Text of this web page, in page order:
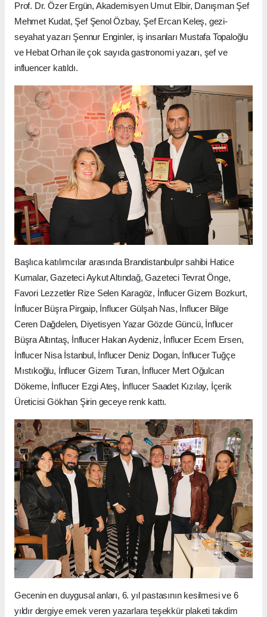
Prof. Dr. Özer Ergün, Akademisyen Umut Elbir, Danışman Şef
Mehmet Kudat, Şef Şenol Özbay, Şef Ercan Keleş, gezi-
seyahat yazarı Şennur Enginler, iş insanları Mustafa Topaloğlu
ve Hebat Orhan ile çok sayıda gastronomi yazarı, şef ve
influencer katıldı.
Başlıca katılımcılar arasında Brandistanbulpr sahibi Hatice
Kumalar, Gazeteci Aykut Altındağ, Gazeteci Tevrat Önge,
Favori Lezzetler Rize Selen Karagöz, İnflucer Gizem Bozkurt,
İnflucer Büşra Pirgaip, İnflucer Gülşah Nas, İnflucer Bilge
Ceren Dağdelen, Diyetisyen Yazar Gözde Güncü, İnflucer
Büşra Altıntaş, İnflucer Hakan Aydeniz, İnflucer Ecem Ersen,
İnflucer Nisa İstanbul, İnflucer Deniz Dogan, İnflucer Tuğçe
Mıstıkoğlu, İnflucer Gizem Turan, İnflucer Mert Oğulcan
Dökeme, İnflucer Ezgi Ateş, İnflucer Saadet Kızılay, İçerik
Üreticisi Gökhan Şirin geceye renk kattı.
Gecenin en duygusal anları, 6. yıl pastasının kesilmesi ve 6
yıldır dergiye emek veren yazarlara teşekkür plaketi takdim